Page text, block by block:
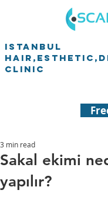
ISTANBUL
CLINIC
Sakal ekimi
yapılır?
3 min read